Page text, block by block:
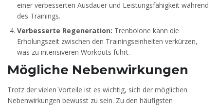
einer verbesserten Ausdauer und Leistungsfähigkeit während
des Trainings.
Verbesserte Regeneration: Trenbolone kann die
Erholungszeit zwischen den Trainingseinheiten verkürzen,
was zu intensiveren Workouts führt.
Mögliche Nebenwirkungen
Trotz der vielen Vorteile ist es wichtig, sich der möglichen
Nebenwirkungen bewusst zu sein. Zu den häufigsten